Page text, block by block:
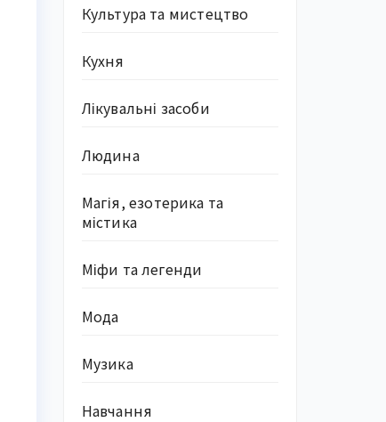
Культура та мистецтво
Кухня
Лікувальні засоби
Людина
Магія, езотерика та
містика
Міфи та легенди
Мода
Музика
Навчання